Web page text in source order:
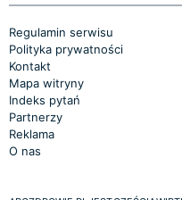
Regulamin serwisu
Polityka prywatności
Kontakt
Mapa witryny
Indeks pytań
Partnerzy
Reklama
O nas